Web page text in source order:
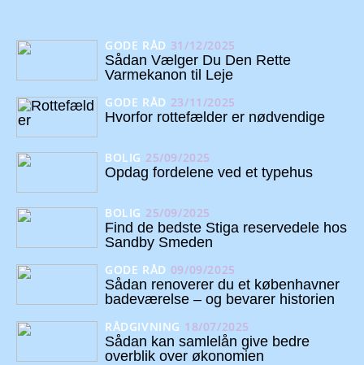
GODE RÅD 31/12/2025
Sådan Vælger Du Den Rette
Varmekanon til Leje
GODE RÅD 23/11/2025
Hvorfor rottefælder er nødvendige
BOLIG 25/09/2025
Opdag fordelene ved et typehus
BOLIG 25/09/2025
Find de bedste Stiga reservedele hos
Sandby Smeden
GODE RÅD 09/09/2025
Sådan renoverer du et københavner
badeværelse – og bevarer historien
RÅDGIVNING 18/07/2025
Sådan kan samlelån give bedre
overblik over økonomien